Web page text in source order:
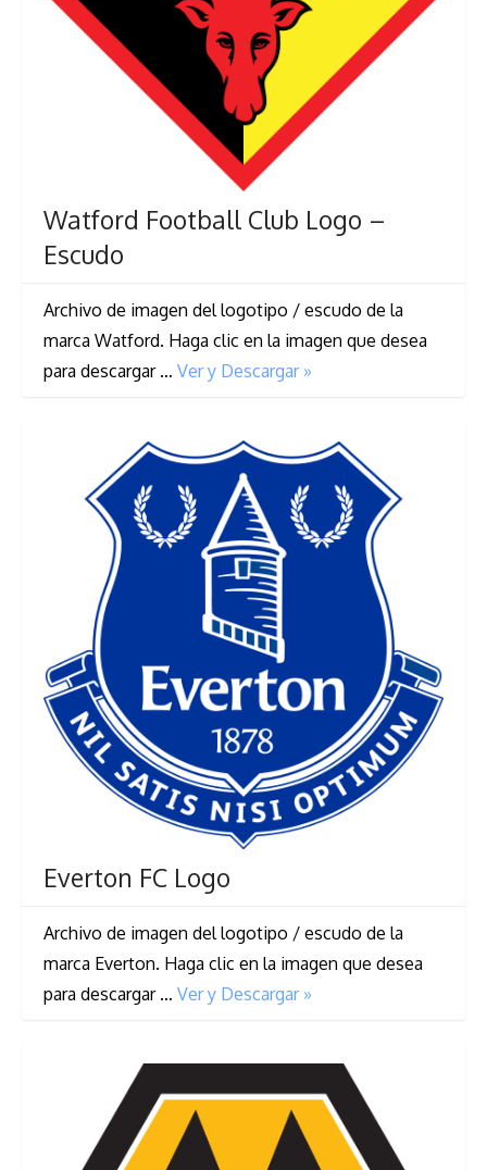
Watford Football Club Logo –
Escudo
Archivo de imagen del logotipo / escudo de la
marca Watford. Haga clic en la imagen que desea
para descargar … Ver y Descargar »
Everton FC Logo
Archivo de imagen del logotipo / escudo de la
marca Everton. Haga clic en la imagen que desea
para descargar … Ver y Descargar »